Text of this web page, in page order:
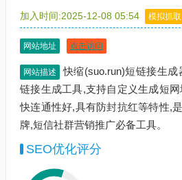
加入时间:2025-12-08 05:54 模拟抓取
网站地址 点击访问
网站描述
快缩(suo.run)短链接生
链接生成工具,支持自定义生成短
快连通性好,具有防封抗红等特性,
牌,短信社群营销推广必备工具。
SEO优化评分